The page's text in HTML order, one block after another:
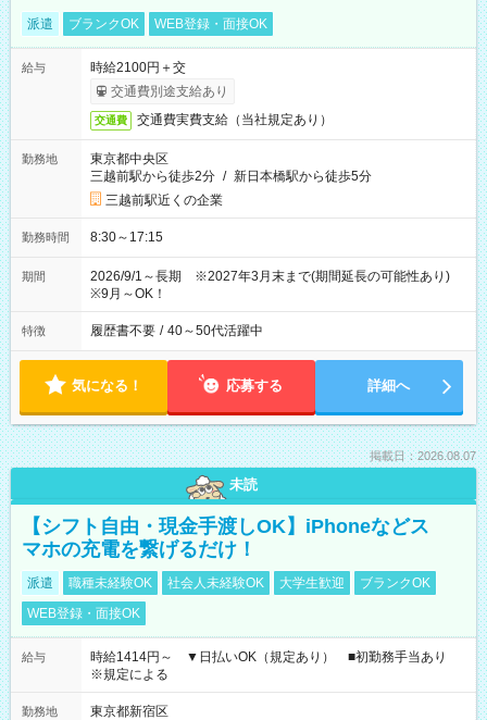
派遣 ブランクOK WEB登録・面接OK
給与
時給2100円＋交
交通費別途支給あり
交通費 交通費実費支給（当社規定あり）
勤務地
東京都中央区
三越前駅から徒歩2分 / 新日本橋駅から徒歩5分
三越前駅近くの企業
勤務時間 8:30～17:15
期間
2026/9/1～長期 ※2027年3月末まで(期間延長の可能性あり)
※9月～OK！
特徴 履歴書不要 / 40～50代活躍中
気になる！ 応募する 詳細へ
掲載日：2026.08.07
未読
【シフト自由・現金手渡しOK】iPhoneなどス
マホの充電を繋げるだけ！
派遣 職種未経験OK 社会人未経験OK 大学生歓迎
ブランクOK
WEB登録・面接OK
給与
時給1414円～ ▼日払いOK（規定あり） ■初勤務手当あり
※規定による
勤務地
東京都新宿区